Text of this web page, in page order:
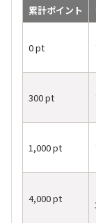
累計ポイント
0 pt
300 pt
1,000 pt
4,000 pt